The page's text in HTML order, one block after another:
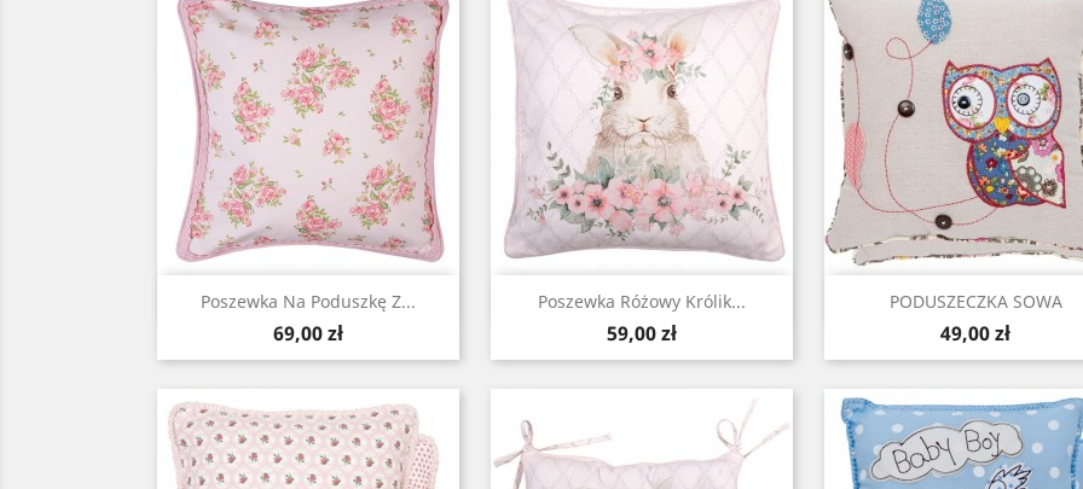
Poszewka Na Poduszkę Z...
Cena
69,00 zł
Szybki podgląd Poszewka Różowy Królik...
Cena
59,00 zł
Szybki podgląd PODUSZECZKA SOWA
Cena
49,00 zł
Szybki podgląd